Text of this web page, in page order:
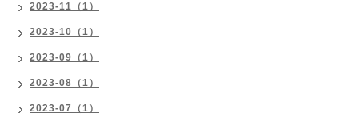
2023-11（1）
2023-10（1）
2023-09（1）
2023-08（1）
2023-07（1）